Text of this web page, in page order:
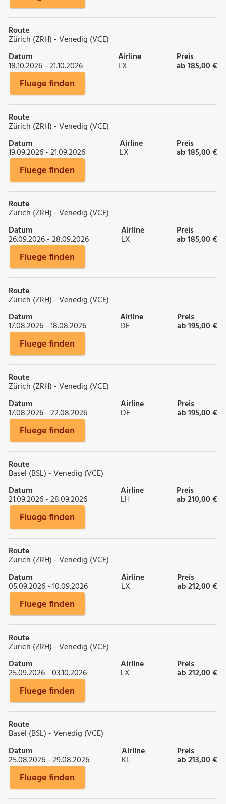
Route
Zürich (ZRH) - Venedig (VCE)
Datum
18.10.2026 - 21.10.2026
Airline
LX
Preis
ab 185,00 €
Fluege finden
Route
Zürich (ZRH) - Venedig (VCE)
Datum
19.09.2026 - 21.09.2026
Airline
LX
Preis
ab 185,00 €
Fluege finden
Route
Zürich (ZRH) - Venedig (VCE)
Datum
26.09.2026 - 28.09.2026
Airline
LX
Preis
ab 185,00 €
Fluege finden
Route
Zürich (ZRH) - Venedig (VCE)
Datum
17.08.2026 - 18.08.2026
Airline
DE
Preis
ab 195,00 €
Fluege finden
Route
Zürich (ZRH) - Venedig (VCE)
Datum
17.08.2026 - 22.08.2026
Airline
DE
Preis
ab 195,00 €
Fluege finden
Route
Basel (BSL) - Venedig (VCE)
Datum
21.09.2026 - 28.09.2026
Airline
LH
Preis
ab 210,00 €
Fluege finden
Route
Zürich (ZRH) - Venedig (VCE)
Datum
05.09.2026 - 10.09.2026
Airline
LX
Preis
ab 212,00 €
Fluege finden
Route
Zürich (ZRH) - Venedig (VCE)
Datum
25.09.2026 - 03.10.2026
Airline
LX
Preis
ab 212,00 €
Fluege finden
Route
Basel (BSL) - Venedig (VCE)
Datum
25.08.2026 - 29.08.2026
Airline
KL
Preis
ab 213,00 €
Fluege finden